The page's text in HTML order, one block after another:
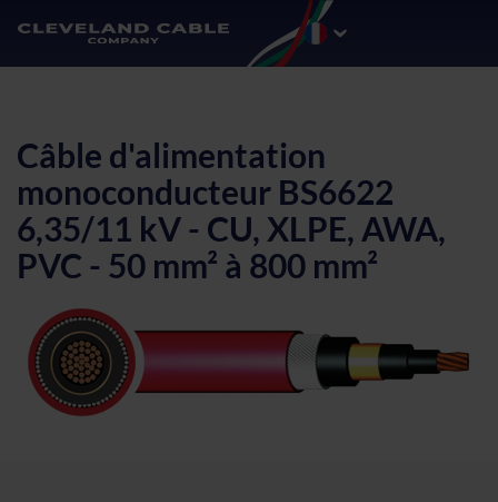
Câble d'alimentation
monoconducteur BS6622
6,35/11 kV - CU, XLPE, AWA,
PVC - 50 mm² à 800 mm²